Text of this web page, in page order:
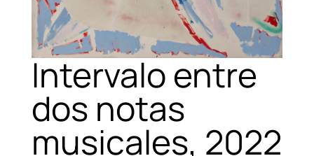
Intervalo entre
dos notas
musicales, 2022